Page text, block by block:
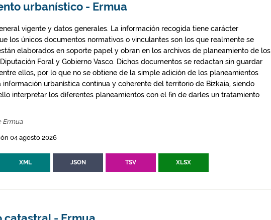
urbanístico - Ermua
vigente y datos generales. La información recogida tiene carácter
los únicos documentos normativos o vinculantes son los que realmente se
elaborados en soporte papel y obran en los archivos de planeamiento de los
Foral y Gobierno Vasco. Dichos documentos se redactan sin guardar
ellos, por lo que no se obtiene de la simple adición de los planeamientos
información urbanística continua y coherente del territorio de Bizkaia, siendo
interpretar los diferentes planeamientos con el fin de darles un tratamiento
Ermua
04 agosto 2026
XML JSON TSV XLSX